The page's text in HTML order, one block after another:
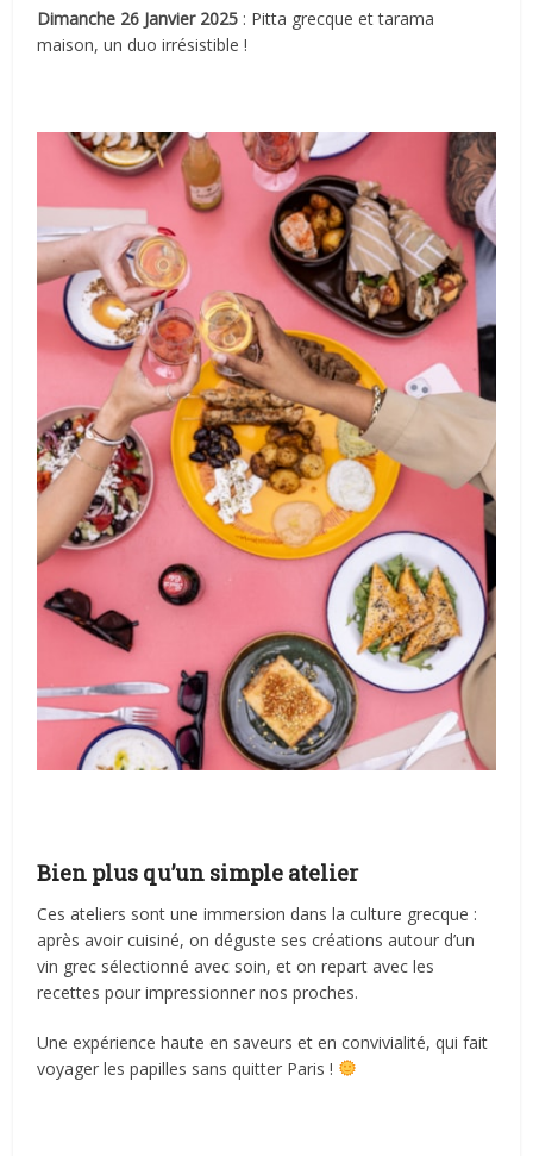
Dimanche 26 Janvier 2025 : Pitta grecque et tarama
maison, un duo irrésistible !
Bien plus qu’un simple atelier
Ces ateliers sont une immersion dans la culture grecque :
après avoir cuisiné, on déguste ses créations autour d’un
vin grec sélectionné avec soin, et on repart avec les
recettes pour impressionner nos proches.
Une expérience haute en saveurs et en convivialité, qui fait
voyager les papilles sans quitter Paris !